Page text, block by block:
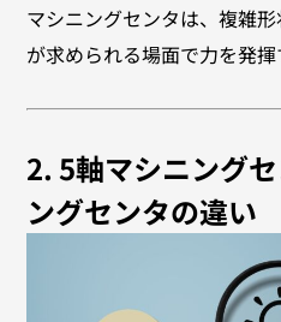
マシニングセンタは、複雑
が求められる場面で力を発揮
2. 5軸マシニング
ングセンタの違い